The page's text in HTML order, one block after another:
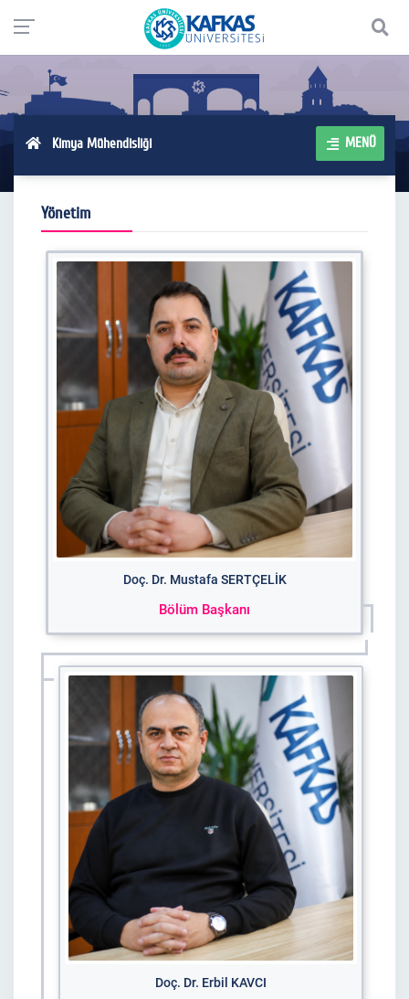
Kimya Mühendisliği MENÜ
Yönetim
Doç. Dr. Mustafa SERTÇELİK
Bölüm Başkanı
Doç. Dr. Erbil KAVCI